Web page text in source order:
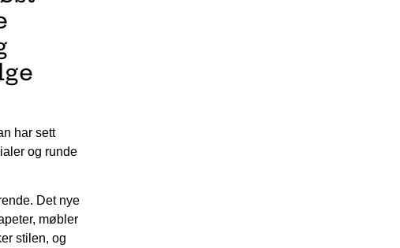
har sett
og runde
Det nye
møbler
stilen, og